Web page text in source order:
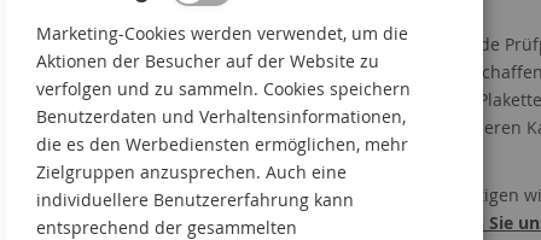
Eine runde
Abhilfe
und die
Bei dünneren
Gern fertigen
Schicken Sie
Marketing-Cookies werden verwendet, um die
Aktionen der Besucher auf der Website zu
verfolgen und zu sammeln. Cookies speichern
Benutzerdaten und Verhaltensinformationen,
die es den Werbediensten ermöglichen, mehr
Zielgruppen anzusprechen. Auch eine
individuellere Benutzererfahrung kann
entsprechend der gesammelten